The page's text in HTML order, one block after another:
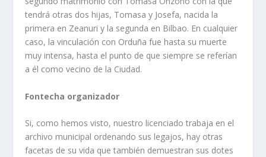
tendrá otras dos hijas, Tomasa y Josefa, nacida la
primera en Zeanuri y la segunda en Bilbao. En cualquier
caso, la vinculación con Orduña fue hasta su muerte
muy intensa, hasta el punto de que siempre se referían
a él como vecino de la Ciudad.
Fontecha organizador
Si, como hemos visto, nuestro licenciado trabaja en el
archivo municipal ordenando sus legajos, hay otras
facetas de su vida que también demuestran sus dotes